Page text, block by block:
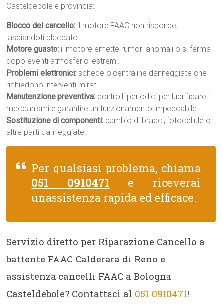
Casteldebole e provincia:
Blocco del cancello: il motore FAAC non risponde,
lasciandoti bloccato.
Motore guasto: il motore emette rumori anomali o si ferma
dopo eventi atmosferici estremi.
Problemi elettronici: schede o centraline danneggiate che
richiedono interventi mirati.
Manutenzione preventiva: controlli periodici per lubrificare i
meccanismi e garantire un funzionamento impeccabile.
Sostituzione di componenti: cambio di bracci, fotocellule o
altre parti danneggiate.
Per qualsiasi problema, chiama
051 0910471 e riceverai
unassistenza rapida ed efficace.
Servizio diretto per Riparazione Cancello a
battente FAAC Calderara di Reno e
assistenza cancelli FAAC a Bologna
Casteldebole? Contattaci al 051 0910471!